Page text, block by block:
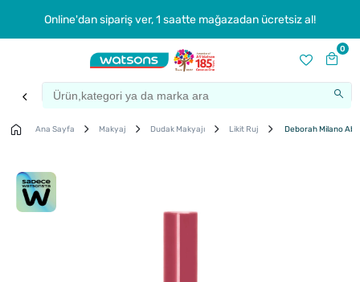
Online'dan sipariş ver, 1 saatte mağazadan ücretsiz al!
0
Ana Sayfa Makyaj Dudak Makyajı Likit Ruj Deborah Milano